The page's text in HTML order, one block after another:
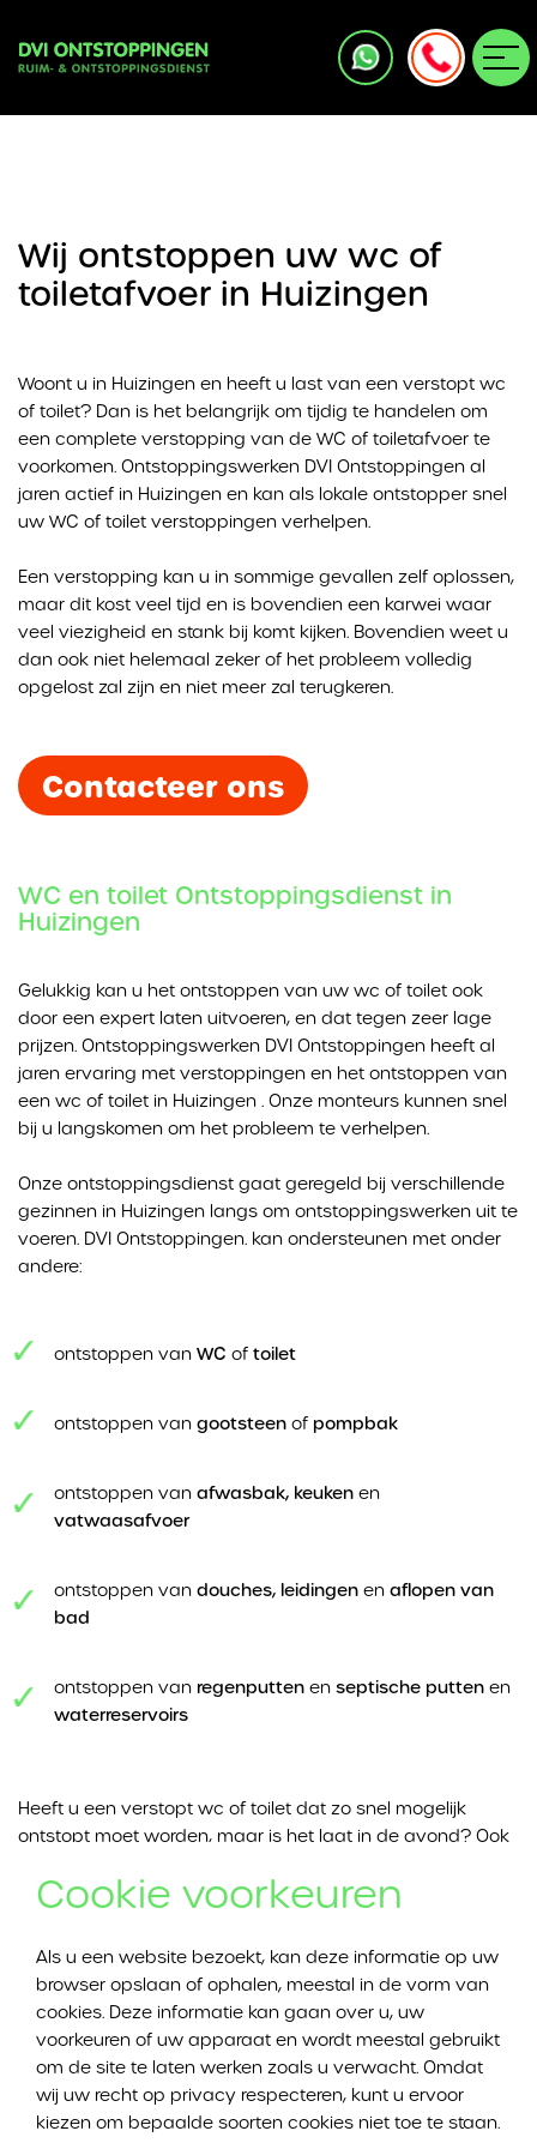
Wij ontstoppen uw wc of
toiletafvoer in Huizingen
Woont u in Huizingen en heeft u last van een verstopt wc
of toilet? Dan is het belangrijk om tijdig te handelen om
een complete verstopping van de WC of toiletafvoer te
voorkomen. Ontstoppingswerken DVI Ontstoppingen al
jaren actief in Huizingen en kan als lokale ontstopper snel
uw WC of toilet verstoppingen verhelpen.
Een verstopping kan u in sommige gevallen zelf oplossen,
maar dit kost veel tijd en is bovendien een karwei waar
veel viezigheid en stank bij komt kijken. Bovendien weet u
dan ook niet helemaal zeker of het probleem volledig
opgelost zal zijn en niet meer zal terugkeren.
Contacteer ons
WC en toilet Ontstoppingsdienst in
Huizingen
Gelukkig kan u het ontstoppen van uw wc of toilet ook
door een expert laten uitvoeren, en dat tegen zeer lage
prijzen. Ontstoppingswerken DVI Ontstoppingen heeft al
jaren ervaring met verstoppingen en het ontstoppen van
een wc of toilet in Huizingen . Onze monteurs kunnen snel
bij u langskomen om het probleem te verhelpen.
Onze ontstoppingsdienst gaat geregeld bij verschillende
gezinnen in Huizingen langs om ontstoppingswerken uit te
voeren. DVI Ontstoppingen. kan ondersteunen met onder
andere:
ontstoppen van WC of toilet
ontstoppen van gootsteen of pompbak
ontstoppen van afwasbak, keuken en
vatwaasafvoer
ontstoppen van douches, leidingen en aflopen van
bad
ontstoppen van regenputten en septische putten en
waterreservoirs
Heeft u een verstopt wc of toilet dat zo snel mogelijk
ontstopt moet worden, maar is het laat in de avond? Ook
terecht. Dankzij onze spoeddienst kunnen wij
uitvoeren.
wc of toilet ontstoppen in Huizingen
Een verstopt wc of toilet is erg vervelend. En het is
belangrijk om zo snel mogelijk te handelen. Een
Cookie voorkeuren
Als u een website bezoekt, kan deze informatie op uw
browser opslaan of ophalen, meestal in de vorm van
cookies. Deze informatie kan gaan over u, uw
voorkeuren of uw apparaat en wordt meestal gebruikt
om de site te laten werken zoals u verwacht. Omdat
wij uw recht op privacy respecteren, kunt u ervoor
kiezen om bepaalde soorten cookies niet toe te staan.